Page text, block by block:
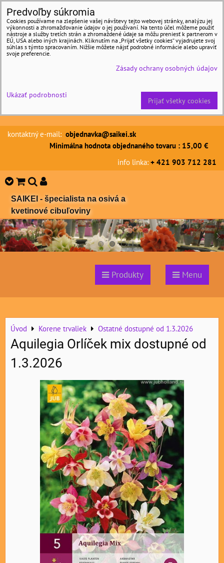
kontaktný e-mail: objednavka@saikei.sk
Minimálna hodnota objednaného tovaru : 15,00 €
info linka: + 421 903 712 281
SAIKEI - špecialista na osivá a
kvetinové cibuľoviny
Produkty Menu
Úvod Korene trvaliek Ostatné dostupné od 1.3.2026
Aquilegia Orlíček mix dostupné od
1.3.2026
Predvoľby súkromia
Cookies používame na zlepšenie vašej návštevy tejto webovej stránky, analýzu jej
výkonnosti a zhromažďovanie údajov o jej používaní. Na tento účel môžeme použiť
nástroje a služby tretích strán a zhromaždené údaje sa môžu preniesť k partnerom v
EÚ, USA alebo iných krajinách. Kliknutím na „Prijať všetky cookies“ vyjadrujete svoj
súhlas s týmto spracovaním. Nižšie môžete nájsť podrobné informácie alebo upraviť
svoje preferencie.
Zásady ochrany osobných údajov
Ukázať podrobnosti
Prijať všetky cookies